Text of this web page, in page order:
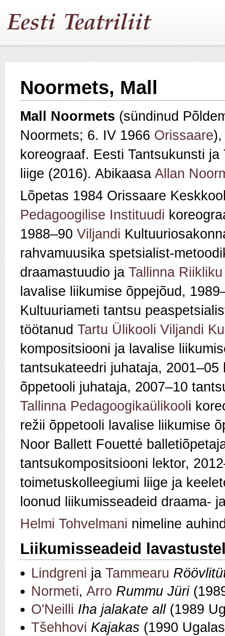
Noormets, Mall
Mall Noormets (sündinud
Noormets; 6. IV 1966 Orissaare),
koreograaf. Eesti Tantsukunsti
liige (2016). Abikaasa Allan
Lõpetas 1984 Orissaare
Pedagoogilise Instituudi
1988–90 Viljandi
rahvamuusika spetsialist-
draamastuudio ja Tallinna
lavalise liikumise õppejõud,
Kultuuriameti tantsu
töötanud Tartu Ülikooli Viljandi
kompositsiooni ja lavalise
tantsukateedri juhataja,
õppetooli juhataja, 2007–10
Tallinna Pedagoogikaülikool i
režii õppetooli lavalise liikumise
Noor Ballett Fouetté
tantsukompositsiooni lektor,
toimetuskolleegiumi liige ja
loonud liikumisseadeid draama-
Helmi Tohvelmani nimeline
Liikumisseadeid
Lindgreni ja Tammearu
Normeti, Arro Rummu Jüri
O'Neilli Iha jalakate all(1989
Tšehhovi Kajakas (1990